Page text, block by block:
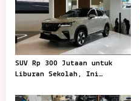
n
SUV Rp 300 Jutaan untuk
Liburan Sekolah, Ini